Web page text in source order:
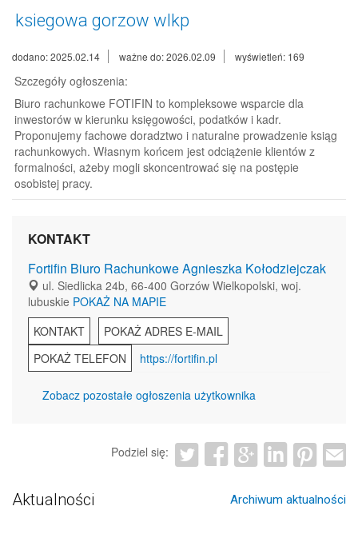
ksiegowa gorzow wlkp
dodano: 2025.02.14 ważne do: 2026.02.09 wyświetleń: 169
Szczegóły ogłoszenia:
Biuro rachunkowe FOTIFIN to kompleksowe wsparcie dla
inwestorów w kierunku księgowości, podatków i kadr.
Proponujemy fachowe doradztwo i naturalne prowadzenie ksiąg
rachunkowych. Własnym końcem jest odciążenie klientów z
formalności, ażeby mogli skoncentrować się na postępie
osobistej pracy.
KONTAKT
Fortifin Biuro Rachunkowe Agnieszka Kołodziejczak
ul. Siedlicka 24b, 66-400 Gorzów Wielkopolski, woj.
lubuskie POKAŻ NA MAPIE
KONTAKT
POKAŻ ADRES E-MAIL
POKAŻ TELEFON
https://fortifin.pl
Zobacz pozostałe ogłoszenia użytkownika
Podziel się:
Aktualności Archiwum aktualności